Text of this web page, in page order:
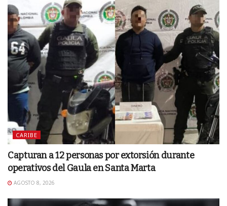
CARIBE
Capturan a 12 personas por extorsión durante
operativos del Gaula en Santa Marta
AGOSTO 8, 2026